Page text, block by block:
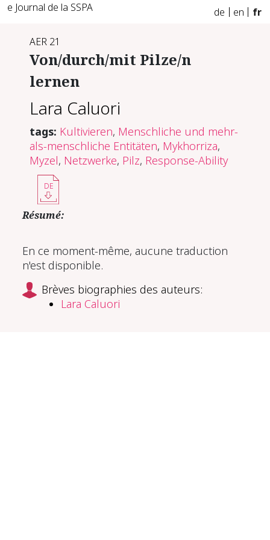
e Journal de la SSPA de en fr
AER 21
Von/durch/mit Pilze/n
lernen
Lara Caluori
tags: Kultivieren, Menschliche und mehr-
als-menschliche Entitäten, Mykhorriza,
Myzel, Netzwerke, Pilz, Response-Ability
DE
Résumé:
En ce moment-même, aucune traduction
n'est disponible.
Brèves biographies des auteurs:
Lara Caluori